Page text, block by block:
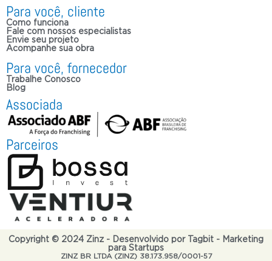
Para você, cliente
Como funciona
Fale com nossos especialistas
Envie seu projeto
Acompanhe sua obra
Para você, fornecedor
Trabalhe Conosco
Blog
Associada
Parceiros
Copyright © 2024 Zinz - Desenvolvido por Tagbit - Marketing
para Startups
ZINZ BR LTDA (ZINZ) 38.173.958/0001-57